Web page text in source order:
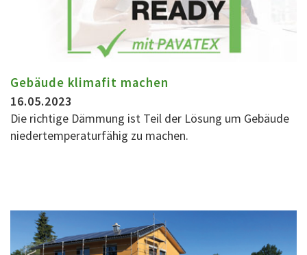
Gebäude klimafit machen
16.05.2023
Die richtige Dämmung ist Teil der Lösung um Gebäude
niedertemperaturfähig zu machen.